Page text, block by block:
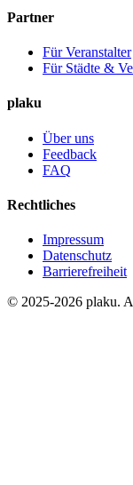
Partner
Für Veranstalter
Für Städte &
plaku
Über uns
Feedback
FAQ
Rechtliches
Impressum
Datenschutz
Barrierefreiheit
© 2025-2026 plaku.